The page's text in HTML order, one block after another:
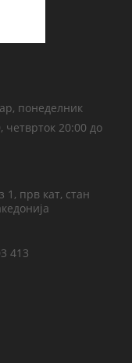
понеделник
четврток 20:00 до
прв кат, стан
413